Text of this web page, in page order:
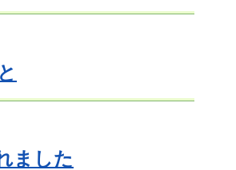
ました